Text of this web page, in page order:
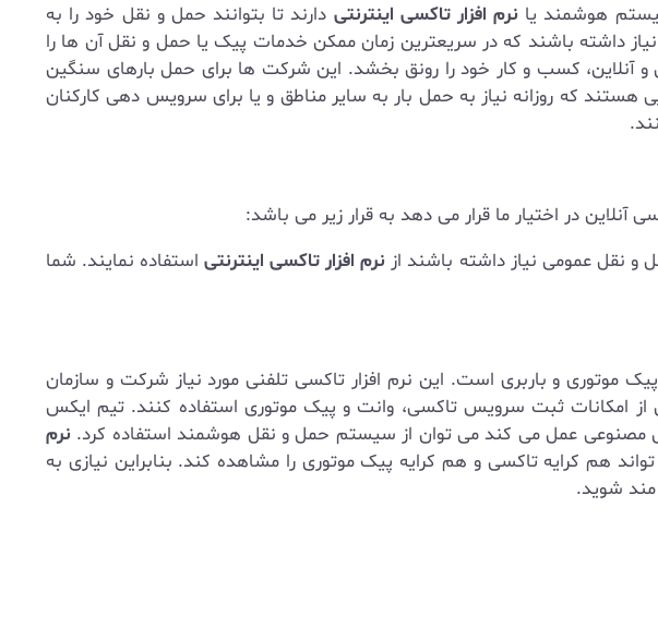
هوشمند یا نرم افزار تاکسی اینترنتی دارند تا بتوانند حمل و نقل خود را به
داشته باشند که در سریعترین زمان ممکن خدمات پیک یا حمل و نقل آن ها را
آنلاین، کسب و کار خود را رونق بخشد. این شرکت ها برای حمل بارهای سنگین
هستند که روزانه نیاز به حمل بار به سایر مناطق و یا برای سرویس دهی کارکنان
آنلاین در اختیار ما قرار می دهد به قرار زیر می باشد:
نقل عمومی نیاز داشته باشند از نرم افزار تاکسی اینترنتیاستفاده نمایند. شما
موتوری و باربری است. این نرم افزار تاکسی تلفنی مورد نیاز شرکت و سازمان
از امکانات ثبت سرویس تاکسی، وانت و پیک موتوری استفاده کنند. تیم ایکس
مصنوعی عمل می کند می توان از سیستم حمل و نقل هوشمند استفاده کرد. نرم
کرایه تاکسی و هم کرایه پیک موتوری را مشاهده کند. بنابراین نیازی به
مند شوید.